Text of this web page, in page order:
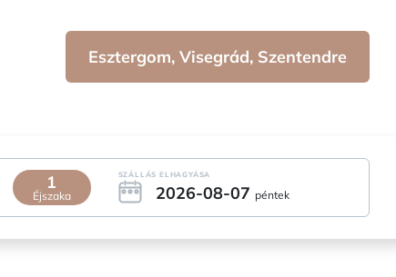
Esztergom, Visegrád, Szentendre
1
Éjszaka
SZÁLLÁS ELHAGYÁSA
2026-08-07 péntek